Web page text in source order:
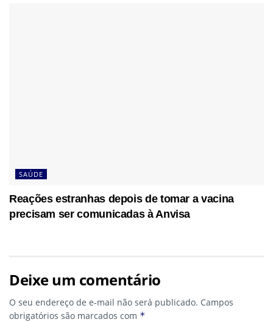
SAÚDE
Reações estranhas depois de tomar a vacina
precisam ser comunicadas à Anvisa
Deixe um comentário
O seu endereço de e-mail não será publicado. Campos
obrigatórios são marcados com *